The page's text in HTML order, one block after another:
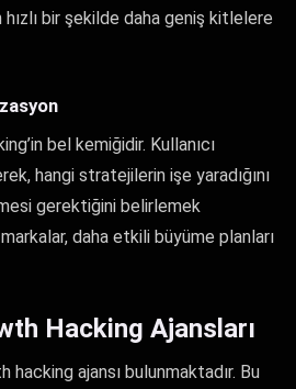
hızlı bir şekilde daha geniş kitlelere
bel kemiğidir. Kullanıcı
hangi stratejilerin işe yaradığını
gerektiğini belirlemek
daha etkili büyüme planları
Hacking Ajansları
hacking ajansı bulunmaktadır. Bu